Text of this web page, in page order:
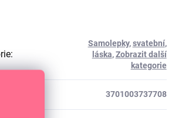
:
Samolepky,svatební,
láska,Zobrazit další
kategorie
3701003737708